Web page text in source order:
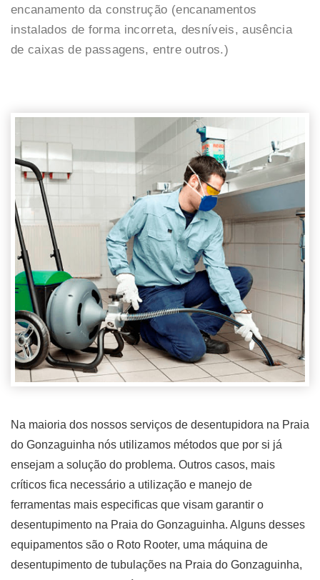
encanamento da construção (encanamentos
instalados de forma incorreta, desníveis, ausência
de caixas de passagens, entre outros.)
Na maioria dos nossos serviços de desentupidora na Praia
do Gonzaguinha nós utilizamos métodos que por si já
ensejam a solução do problema. Outros casos, mais
críticos fica necessário a utilização e manejo de
ferramentas mais especificas que visam garantir o
desentupimento na Praia do Gonzaguinha. Alguns desses
equipamentos são o Roto Rooter, uma máquina de
desentupimento de tubulações na Praia do Gonzaguinha,